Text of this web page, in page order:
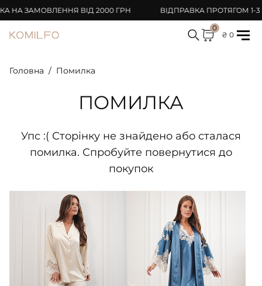
ЗАМОВЛЕННЯ ВІД 2000 ГРН ВІДПРАВКА ПРОТЯГОМ 1-3
0
₴ 0
Головна Помилка
ПОМИЛКА
Упс :( Сторінку не знайдено або сталася
помилка. Спробуйте повернутися до
покупок